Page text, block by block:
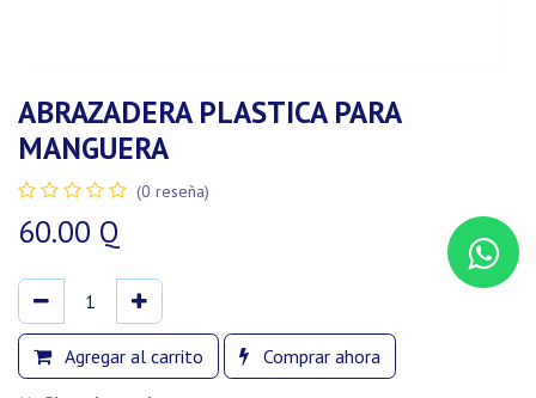
ABRAZADERA PLASTICA PARA
MANGUERA
(0 reseña)
60.00 Q
Agregar al carrito
Comprar ahora